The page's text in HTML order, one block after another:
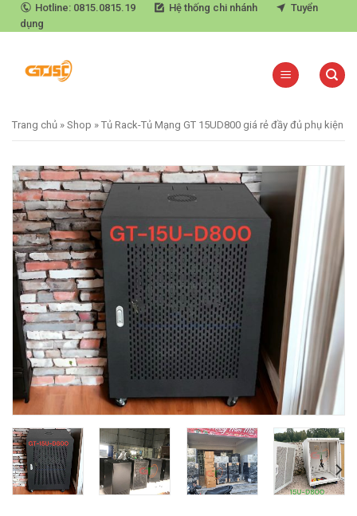
Skip
to
Hotline: 0815.0815.19 Hệ thống chi nhánh
Tuyển
dụng
Trang chủ » Shop » Tủ Rack-Tủ Mạng GT 15UD800 giá rẻ đầy đủ phụ kiện